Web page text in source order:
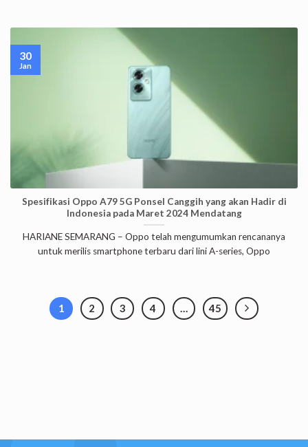
Spesifikasi Oppo A79 5G Ponsel Canggih yang akan Hadir di
Indonesia pada Maret 2024 Mendatang
HARIANE SEMARANG – Oppo telah mengumumkan rencananya
untuk merilis smartphone terbaru dari lini A-series, Oppo
30
Jan
1 2 3 4 … 45